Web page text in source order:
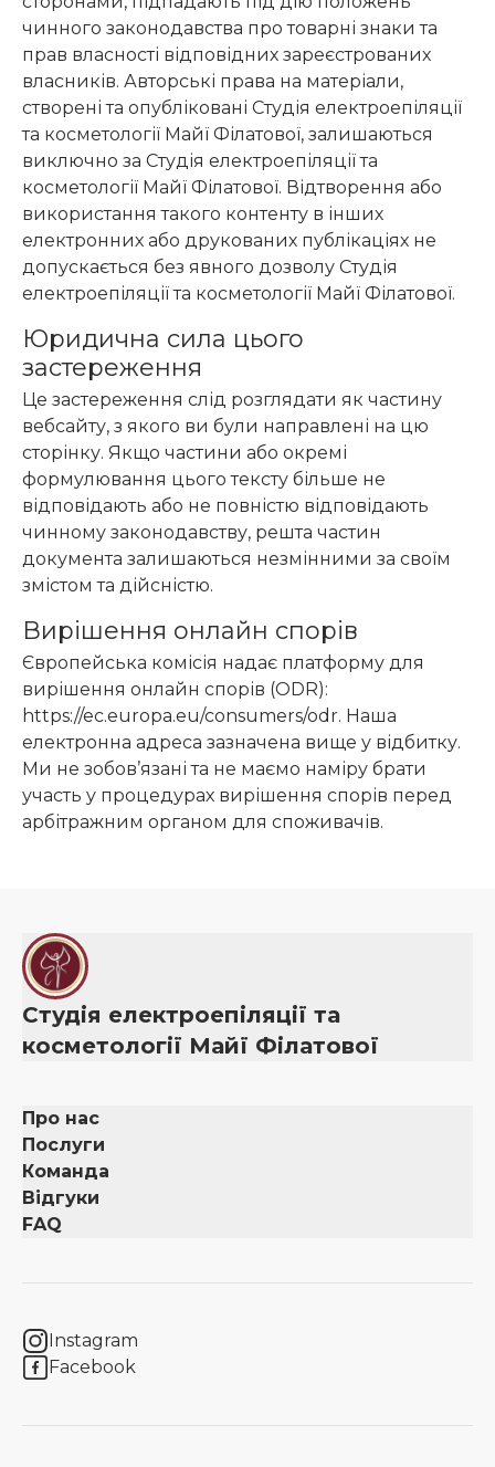
чинного законодавства про товарні знаки та
прав власності відповідних зареєстрованих
власників. Авторські права на матеріали,
створені та опубліковані Студія електроепіляції
та косметології Майї Філатової, залишаються
виключно за Студія електроепіляції та
косметології Майї Філатової. Відтворення або
використання такого контенту в інших
електронних або друкованих публікаціях не
допускається без явного дозволу Студія
електроепіляції та косметології Майї Філатової.
Юридична сила цього
застереження
Це застереження слід розглядати як частину
вебсайту, з якого ви були направлені на цю
сторінку. Якщо частини або окремі
формулювання цього тексту більше не
відповідають або не повністю відповідають
чинному законодавству, решта частин
документа залишаються незмінними за своїм
змістом та дійсністю.
Вирішення онлайн спорів
Європейська комісія надає платформу для
вирішення онлайн спорів (ODR):
https://ec.europa.eu/consumers/odr. Наша
електронна адреса зазначена вище у відбитку.
Ми не зобов’язані та не маємо наміру брати
участь у процедурах вирішення спорів перед
арбітражним органом для споживачів.
Студія електроепіляції та
косметології Майї Філатової
Про нас
Послуги
Команда
Відгуки
FAQ
Instagram
Facebook